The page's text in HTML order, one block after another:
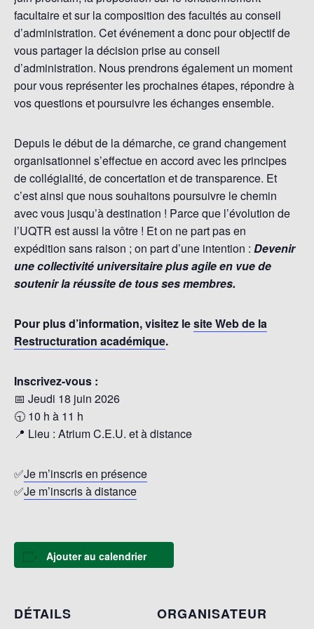
facultaire et sur la composition des facultés au conseil
d’administration. Cet événement a donc pour objectif de
vous partager la décision prise au conseil
d’administration. Nous prendrons également un moment
pour vous représenter les prochaines étapes, répondre à
vos questions et poursuivre les échanges ensemble.
Depuis le début de la démarche, ce grand changement
organisationnel s’effectue en accord avec les principes
de collégialité, de concertation et de transparence. Et
c’est ainsi que nous souhaitons poursuivre le chemin
avec vous jusqu’à destination ! Parce que l’évolution de
l’UQTR est aussi la vôtre ! Et on ne part pas en
expédition sans raison ; on part d’une intention : Devenir
une collectivité universitaire plus agile en vue de
soutenir la réussite de tous ses membres.
Pour plus d’information, visitez lesite Web de la
Restructuration académique.
Inscrivez-vous :
📅 Jeudi 18 juin 2026
🕤 10 h à 11 h
📍 Lieu : Atrium C.E.U. et à distance
✅Je m’inscris en présence
✅Je m’inscris à distance
Ajouter au calendrier
DÉTAILS ORGANISATEUR